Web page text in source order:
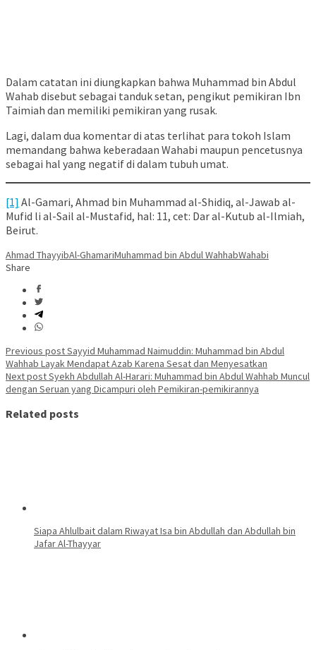
Dalam catatan ini diungkapkan bahwa Muhammad bin Abdul
Wahab disebut sebagai tanduk setan, pengikut pemikiran Ibn
Taimiah dan memiliki pemikiran yang rusak.
Lagi, dalam dua komentar di atas terlihat para tokoh Islam
memandang bahwa keberadaan Wahabi maupun pencetusnya
sebagai hal yang negatif di dalam tubuh umat.
[1] Al-Gamari, Ahmad bin Muhammad al-Shidiq, al-Jawab al-
Mufid li al-Sail al-Mustafid, hal: 11, cet: Dar al-Kutub al-Ilmiah,
Beirut.
Ahmad ThayyibAl-GhamariMuhammad bin Abdul WahhabWahabi
Share
Post
navigation
Previous postSayyid Muhammad Naimuddin: Muhammad bin Abdul
Wahhab Layak Mendapat Azab Karena Sesat dan Menyesatkan
Next postSyekh Abdullah Al-Harari: Muhammad bin Abdul Wahhab Muncul
dengan Seruan yang Dicampuri oleh Pemikiran-pemikirannya
Related posts
Siapa Ahlulbait dalam Riwayat Isa bin Abdullah dan Abdullah bin
Jafar Al-Thayyar